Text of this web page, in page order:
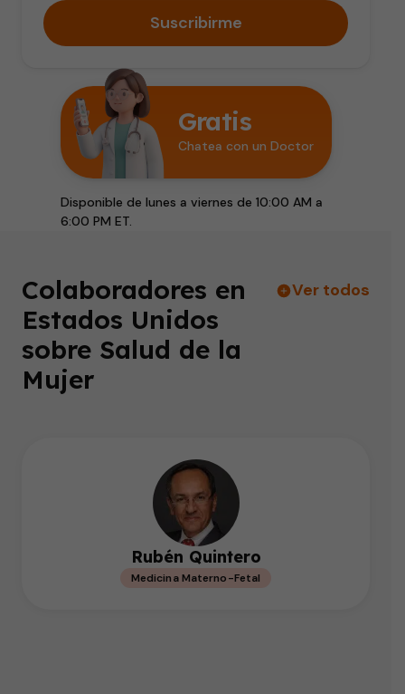
Suscribirme
Gratis
Chatea con un Doctor
Disponible de lunes a viernes de 10:00 AM a
6:00 PM ET.
Colaboradores en
Estados Unidos
sobre Salud de la
Mujer
Ver todos
Rubén Quintero
Medicina Materno-Fetal